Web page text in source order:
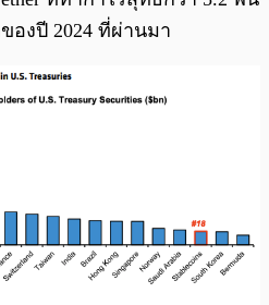
องปี 2024 ที่ผ่านมา